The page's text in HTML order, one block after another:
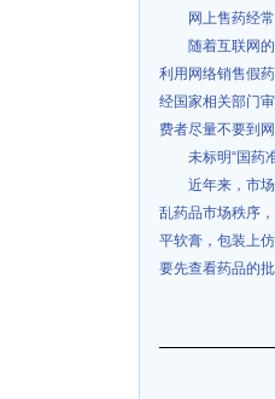
网上售药经
随着互联网
利用网络销售假
经国家相关部门
费者尽量不要到
未标明“国药
近年来，市
乱药品市场秩序
平软膏，包装上
要先查看药品的